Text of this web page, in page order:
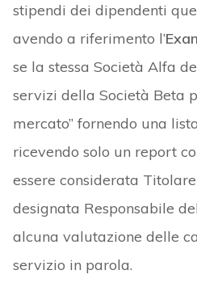
stipendi dei dipendenti
avendo a riferimento l’
se la stessa Società Alfa
servizi della Società Beta
mercato” fornendo una
ricevendo solo un report
essere considerata
designata Responsabile
alcuna valutazione delle
servizio in parola.